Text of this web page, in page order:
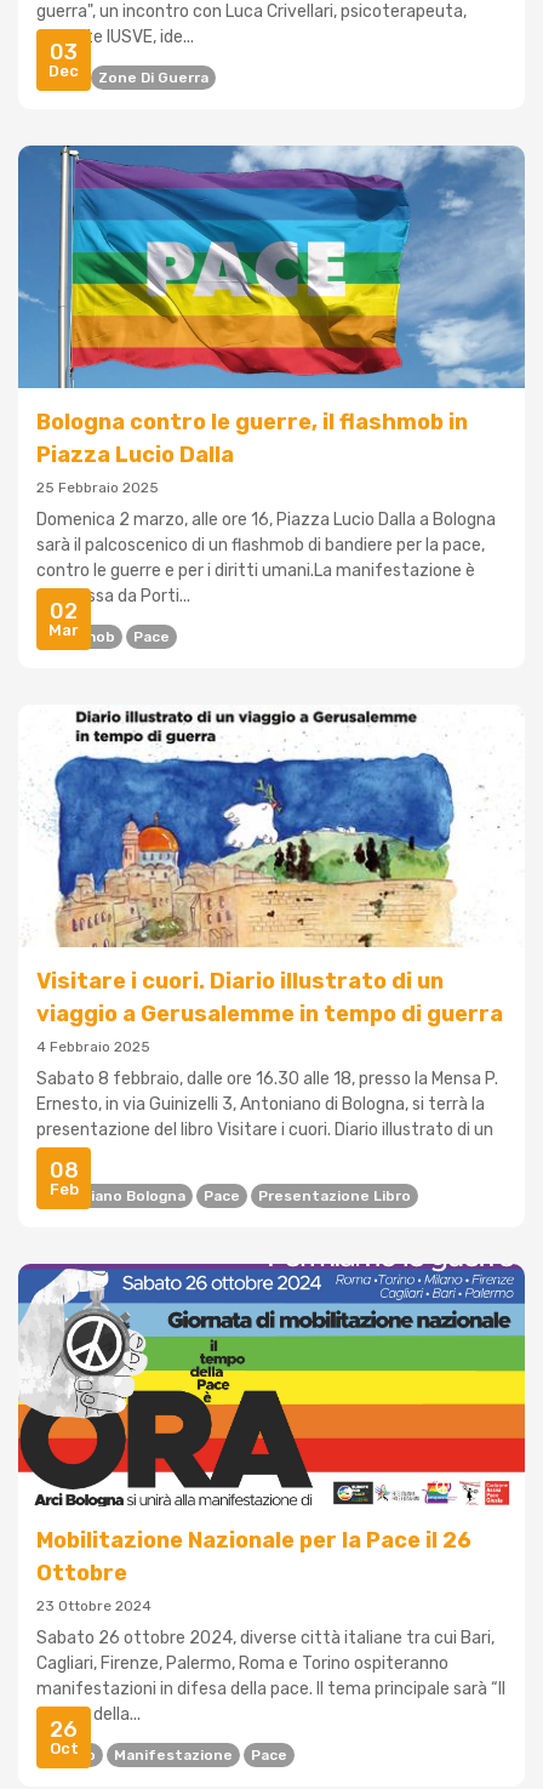
03
Dec
guerra", un incontro con Luca Crivellari, psicoterapeuta,
docente IUSVE, ide...
Pace Zone Di Guerra
02
Mar
Bologna contro le guerre, il flashmob in
Piazza Lucio Dalla
25 Febbraio 2025
Domenica 2 marzo, alle ore 16, Piazza Lucio Dalla a Bologna
sarà il palcoscenico di un flashmob di bandiere per la pace,
contro le guerre e per i diritti umani.La manifestazione è
promossa da Porti...
Flashmob Pace
08
Feb
Visitare i cuori. Diario illustrato di un
viaggio a Gerusalemme in tempo di guerra
4 Febbraio 2025
Sabato 8 febbraio, dalle ore 16.30 alle 18, presso la Mensa P.
Ernesto, in via Guinizelli 3, Antoniano di Bologna, si terrà la
presentazione del libro Visitare i cuori. Diario illustrato di un
viagg...
Antoniano Bologna Pace Presentazione Libro
26
Oct
Mobilitazione Nazionale per la Pace il 26
Ottobre
23 Ottobre 2024
Sabato 26 ottobre 2024, diverse città italiane tra cui Bari,
Cagliari, Firenze, Palermo, Roma e Torino ospiteranno
manifestazioni in difesa della pace. Il tema principale sarà “Il
tempo della...
Futuro Manifestazione Pace